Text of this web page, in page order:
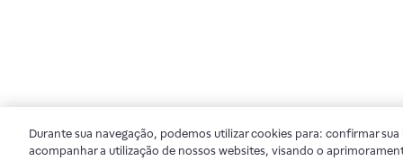
Durante sua navegação, podemos utilizar cookies para: confirmar
acompanhar a utilização de nossos websites, visando o